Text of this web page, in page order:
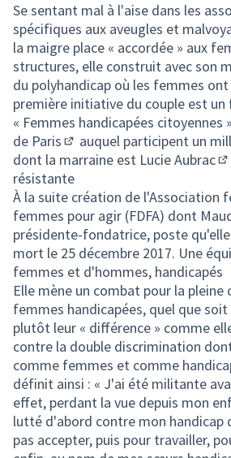
Se sentant mal à l'aise dans les
spécifiques aux aveugles et
la maigre place « accordée » aux
structures, elle construit avec son
du polyhandicap où les femmes ont
première initiative du couple est
« Femmes handicapées citoyennes
de Paris
(Lien externe)
auquel participent un
dont la marraine est Lucie Aubrac
résistante
À la suite création de l'Association
femmes pour agir (FDFA) dont
présidente-fondatrice, poste
mort le 25 décembre 2017. Une
femmes et d'hommes, handicapés
Elle mène un combat pour la pleine
femmes handicapées, quel que soit
plutôt leur « différence » comme
contre la double discrimination
comme femmes et comme
définit ainsi : « J'ai été militante
effet, perdant la vue depuis mon
lutté d'abord contre mon handicap
pas accepter, puis pour travailler,